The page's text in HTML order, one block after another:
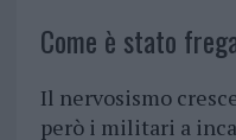
Come è stato
Il nervosismo
però i militari a